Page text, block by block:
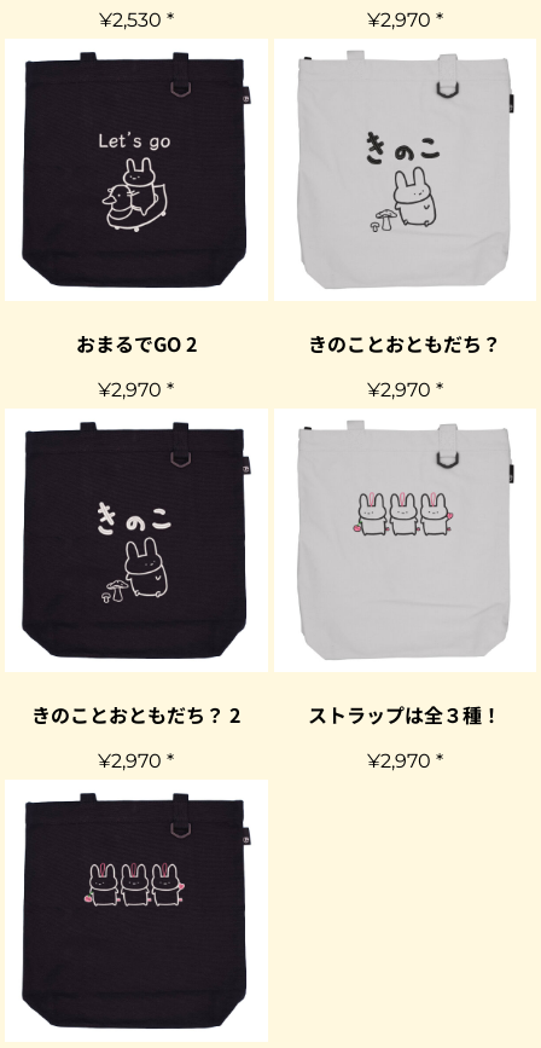
¥2,530 * ¥2,970 *
おまるでGO 2
¥2,970*
きのことおともだち？
¥2,970 *
きのことおともだち？ 2
¥2,970*
ストラップは全３種！
¥2,970 *